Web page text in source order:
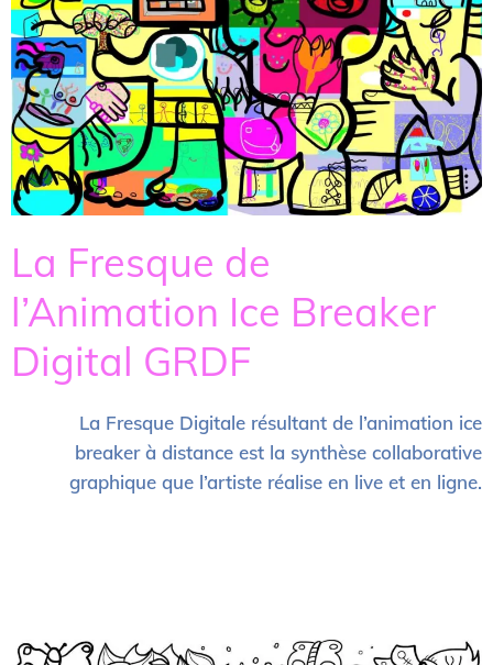
La Fresque de
l’Animation Ice Breaker
Digital GRDF
La Fresque Digitale résultant de l’animation ice
breaker à distance est la synthèse collaborative
graphique que l’artiste réalise en live et en ligne.